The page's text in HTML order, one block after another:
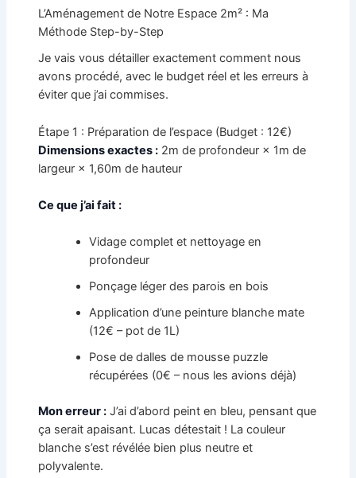
L’Aménagement de Notre Espace 2m² : Ma
Méthode Step-by-Step
Je vais vous détailler exactement comment nous
avons procédé, avec le budget réel et les erreurs à
éviter que j’ai commises.
Étape 1 : Préparation de l’espace (Budget : 12€)
Dimensions exactes :2m de profondeur × 1m de
largeur × 1,60m de hauteur
Ce que j’ai fait :
Vidage complet et nettoyage en
profondeur
Ponçage léger des parois en bois
Application d’une peinture blanche mate
(12€ – pot de 1L)
Pose de dalles de mousse puzzle
récupérées (0€ – nous les avions déjà)
Mon erreur :J’ai d’abord peint en bleu, pensant que
ça serait apaisant. Lucas détestait ! La couleur
blanche s’est révélée bien plus neutre et
polyvalente.